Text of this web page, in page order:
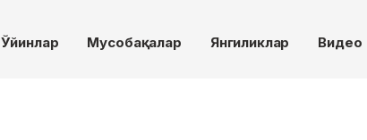
Ўйинлар Мусобақалар Янгиликлар Видео